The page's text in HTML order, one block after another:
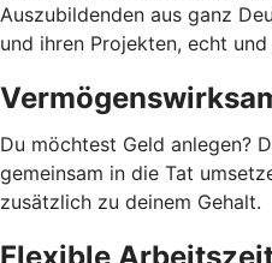
Auszubildenden aus ganz
und ihren Projekten, echt und
Du möchtest Geld anlegen?
gemeinsam in die Tat
zusätzlich zu deinem Gehalt.